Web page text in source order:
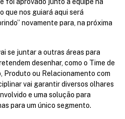
que nos guiará aqui será
novamente para, na próxima
se juntar a outras áreas para
desenhar, como o Time de
Produto ou Relacionamento com
vai garantir diversos olhares
e uma solução para
para um único segmento.